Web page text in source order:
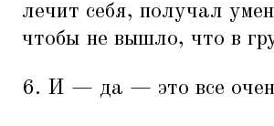
лечит себя, получал
чтобы не вышло, что в
6. И — да — это все